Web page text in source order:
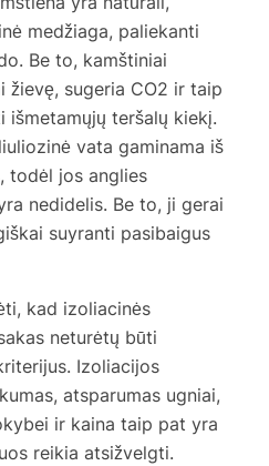
medžiaga, paliekanti
Be to, kamštiniai
žievę, sugeria CO2 ir taip
išmetamųjų teršalų kiekį.
vata gaminama iš
todėl jos anglies
nedidelis. Be to, ji gerai
suyranti pasibaigus
kad izoliacinės
neturėtų būti
Izoliacijos
atsparumas ugniai,
ir kaina taip pat yra
reikia atsižvelgti.